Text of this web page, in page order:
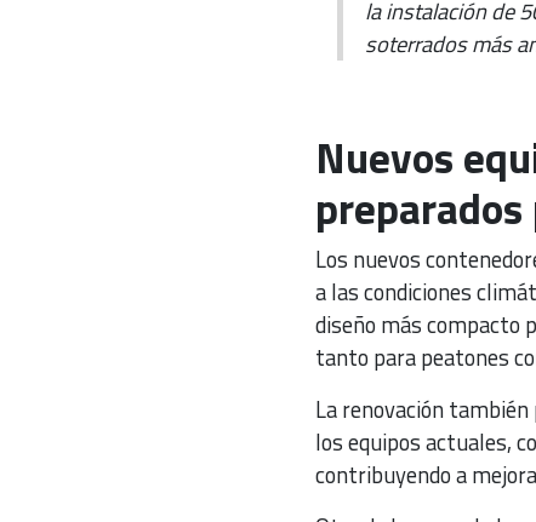
la instalación de
soterrados más
Nuevos
Los nuevos
a las condiciones
diseño más compacto
tanto para peatones
La renovación
los equipos actuales,
contribuyendo a